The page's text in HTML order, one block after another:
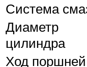
Система
Диаметр
цилиндра
Ход поршней